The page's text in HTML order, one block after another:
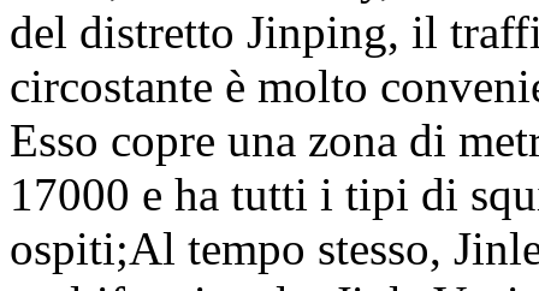
del distretto Jinping, il
circostante è molto
Esso copre una zona di
17000 e ha tutti i tipi di
ospiti;Al tempo stesso,